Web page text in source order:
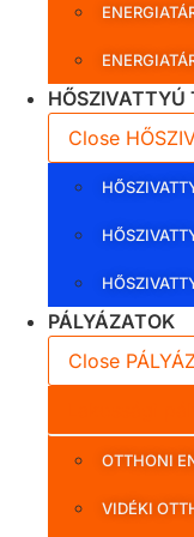
HŐSZIVATTYÚ
Close
PÁLYÁZATOK
Close
OTTHONI
VIDÉKI